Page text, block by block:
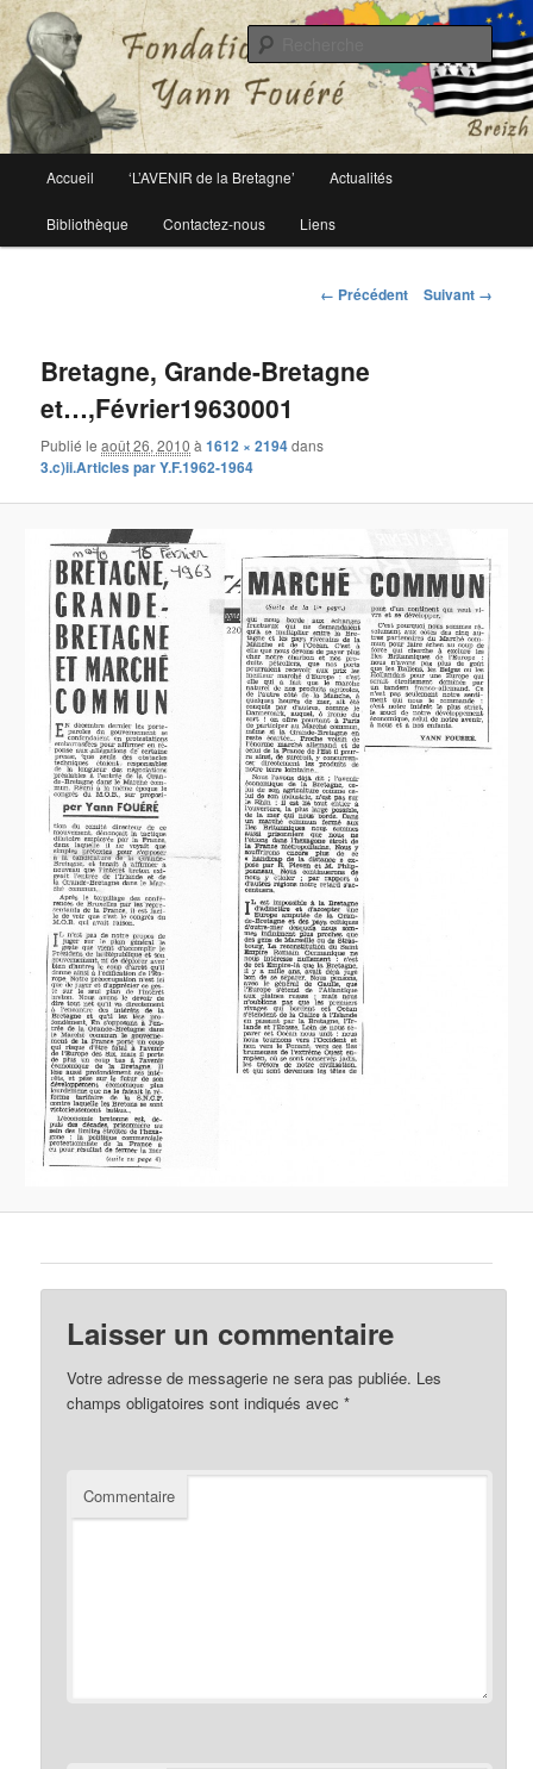
Fondation Yann Fouéré
Le site officiel de la fondation Yann Fouéré
principal
Aller
au
Accueil ‘L’AVENIR de la Bretagne’ Actualités
Bibliothèque Contactez-nous Liens
Navigation
← Précédent Suivant →
Bretagne, Grande-Bretagne
et…,Février19630001
Publié leaoût 26, 2010 à1612 × 2194dans
3.c)ii.Articles par Y.F.1962-1964
Laisser un commentaire
Votre adresse de messagerie ne sera pas publiée. Les
champs obligatoires sont indiqués avec*
Commentaire